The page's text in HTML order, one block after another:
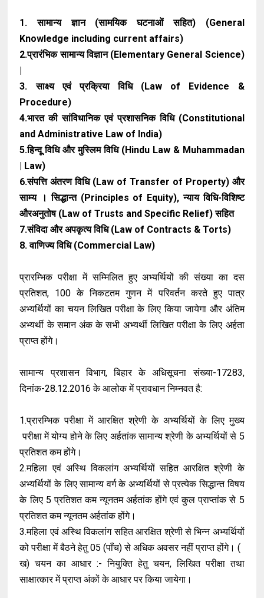
1. सामान्य ज्ञान (सामयिक घटनाओं सहित) (General
Knowledge including current affairs)
2.प्रारंभिक सामान्य विज्ञान (Elementary General Science)
|
3. साक्ष्य एवं प्रक्रिया विधि (Law of Evidence &
Procedure)
4.भारत की सांविधानिक एवं प्रशासनिक विधि (Constitutional
and Administrative Law of India)
5.हिन्दू विधि और मुस्लिम विधि (Hindu Law & Muhammadan
| Law)
6.संपत्ति अंतरण विधि (Law of Transfer of Property) और
साम्य । सिद्धान्त (Principles of Equity), न्याय विधि-विशिष्ट
औरअनुतोष (Law of Trusts and Specific Relief) सहित
7.संविदा और अपकृत्य विधि (Law of Contracts & Torts)
8. वाणिज्य विधि (Commercial Law)
प्रारम्भिक परीक्षा में सम्मिलित हुए अभ्यर्थियों की संख्या का दस
प्रतिशत, 100 के निकटतम गुणन में परिवर्तन करते हुए पात्र
अभ्यर्थियों का चयन लिखित परीक्षा के लिए किया जायेगा और अंतिम
अभ्यर्थी के समान अंक के सभी अभ्यर्थी लिखित परीक्षा के लिए अर्हता
प्राप्त होंगे।
सामान्य प्रशासन विभाग, बिहार के अधिसूचना संख्या-17283,
दिनांक-28.12.2016 के आलोक में प्रावधान निम्नवत है:
1.प्रारम्भिक परीक्षा में आरक्षित श्रेणी के अभ्यर्थियों के लिए मुख्य
परीक्षा में योग्य होने के लिए अर्हतांक सामान्य श्रेणी के अभ्यर्थियों से 5
प्रतिशत कम होंगे।
2.महिला एवं अस्थि विकलांग अभ्यर्थियों सहित आरक्षित श्रेणी के
अभ्यर्थियों के लिए सामान्य वर्ग के अभ्यर्थियों से प्रत्येक सिद्धान्त विषय
के लिए 5 प्रतिशत कम न्यूनतम अर्हतांक होंगे एवं कुल प्राप्तांक से 5
प्रतिशत कम न्यूनतम अर्हतांक होंगे।
3.महिला एवं अस्थि विकलांग सहित आरक्षित श्रेणी से भिन्न अभ्यर्थियों
को परीक्षा में बैठने हेतु 05 (पाँच) से अधिक अवसर नहीं प्राप्त होंगे। (
ख) चयन का आधार :- नियुक्ति हेतु चयन, लिखित परीक्षा तथा
साक्षात्कार में प्राप्त अंकों के आधार पर किया जायेगा।